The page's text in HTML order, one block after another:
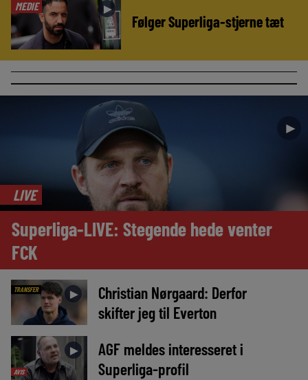
MEDIE ►
Følger Superliga-stjerne tæt
►
LIVE
Superliga-LIVE: Stegende hede venter
FCK
TRANSFER ►
Christian Nørgaard: Derfor
skifter jeg til Everton
AVIS
►
AGF meldes interesseret i
Superliga-profil